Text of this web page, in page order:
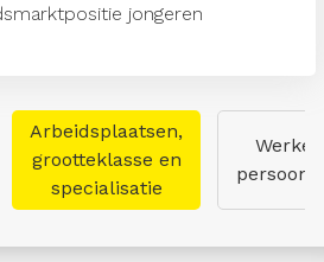
jongeren
Arbeidsplaatsen,
grootteklasse en
specialisatie